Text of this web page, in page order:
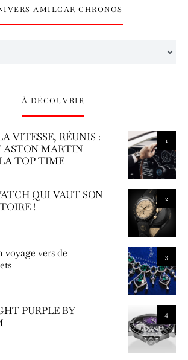
AMILCAR CHRONOS
À DÉCOUVRIR
1
VITESSE, RÉUNIS :
ASTON MARTIN
TOP TIME
2
QUI VAUT SON
!
3
vers de
4
PURPLE BY